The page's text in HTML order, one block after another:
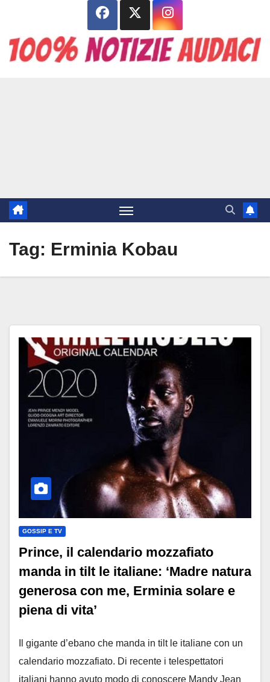
contenuto
Tag: Erminia Kobau
GOSSIP E TV
Prince, il calendario mozzafiato
manda in tilt le italiane: ‘Madre natura
generosa con me, Erminia solare e
piena di vita’
Il gigante d’ebano che manda in tilt le italiane con un
calendario mozzafiato. Di recente i telespettatori
italiani hanno avuto modo di conoscere Mandy Jean